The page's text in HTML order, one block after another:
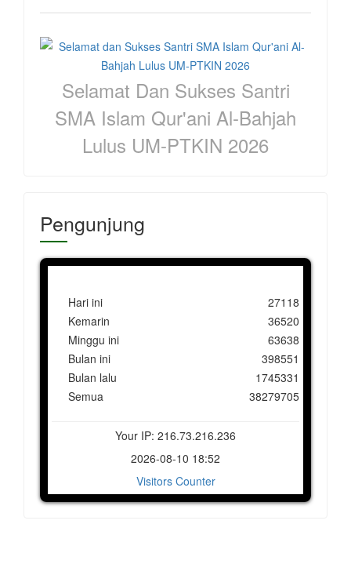
Selamat Dan Sukses Santri
SMA Islam Qur'ani Al-Bahjah
Lulus UM-PTKIN 2026
Pengunjung
Hari ini
Kemarin
Minggu ini
Bulan ini
Bulan lalu
Semua
27118
36520
63638
398551
1745331
38279705
Your IP: 216.73.216.236
2026-08-10 18:52
Visitors Counter